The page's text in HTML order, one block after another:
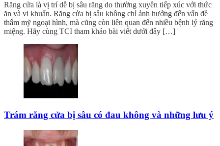
Răng cửa là vị trí dễ bị sâu răng do thường xuyên tiếp xúc với thức
ăn và vi khuẩn. Răng cửa bị sâu không chỉ ảnh hưởng đến vấn đề
thẩm mỹ ngoại hình, mà cũng còn liên quan đến nhiều bệnh lý răng
miệng. Hãy cùng TCI tham khảo bài viết dưới đây […]
Trám răng cửa bị sâu có đau không và những lưu ý